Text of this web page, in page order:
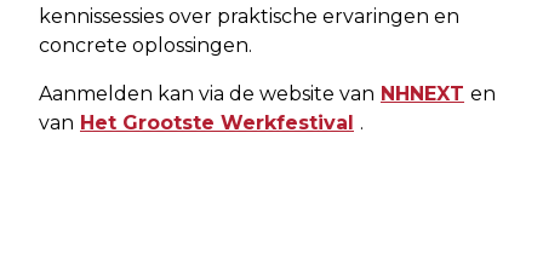
kennissessies over praktische ervaringen en
concrete oplossingen.
Aanmelden kan via de website van NHNEXT en
van Het Grootste Werkfestival .